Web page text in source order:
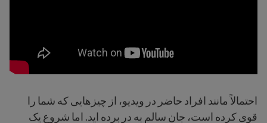
احتمالاً مانند افراد حاضر در ویدیو، از چیزهایی که شما را
قوی کرده است، جان سالم به در برده اید. اما شروع یک